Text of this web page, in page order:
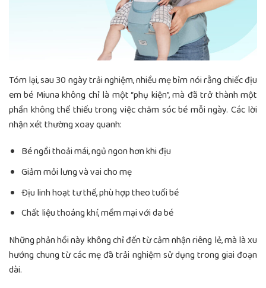
Tóm lại, sau 30 ngày trải nghiệm, nhiều mẹ bỉm nói rằng chiếc địu
em bé Miuna không chỉ là một “phụ kiện”, mà đã trở thành một
phần không thể thiếu trong việc chăm sóc bé mỗi ngày. Các lời
nhận xét thường xoay quanh:
Bé ngồi thoải mái, ngủ ngon hơn khi địu
Giảm mỏi lưng và vai cho mẹ
Địu linh hoạt tư thế, phù hợp theo tuổi bé
Chất liệu thoáng khí, mềm mại với da bé
Những phản hồi này không chỉ đến từ cảm nhận riêng lẻ, mà là xu
hướng chung từ các mẹ đã trải nghiệm sử dụng trong giai đoạn
dài.